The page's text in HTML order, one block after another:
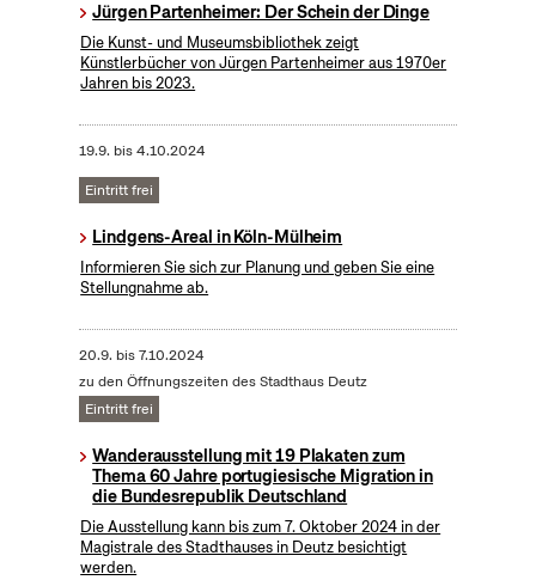
Jürgen Partenheimer: Der Schein der Dinge
Die Kunst- und Museumsbibliothek zeigt
Künstlerbücher von Jürgen Partenheimer aus 1970er
Jahren bis 2023.
19.9. bis4.10.2024
Eintritt frei
Lindgens-Areal in Köln-Mülheim
Informieren Sie sich zur Planung und geben Sie eine
Stellungnahme ab.
20.9. bis7.10.2024
zu den Öffnungszeiten des Stadthaus Deutz
Eintritt frei
Wanderausstellung mit 19 Plakaten zum
Thema 60 Jahre portugiesische Migration in
die Bundesrepublik Deutschland
Die Ausstellung kann bis zum 7. Oktober 2024 in der
Magistrale des Stadthauses in Deutz besichtigt
werden.